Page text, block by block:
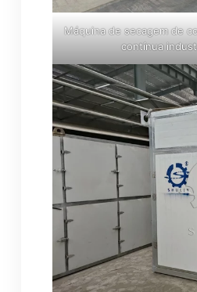
Máquina de secagem de
contínua